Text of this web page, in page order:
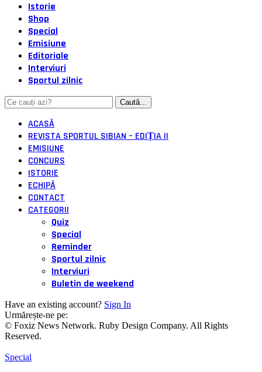
Istorie
Shop
Special
Emisiune
Editoriale
Interviuri
Sportul zilnic
ACASĂ
REVISTA SPORTUL SIBIAN – EDIȚIA II
EMISIUNE
CONCURS
ISTORIE
ECHIPĂ
CONTACT
CATEGORII
Quiz
Special
Reminder
Sportul zilnic
Interviuri
Buletin de weekend
Have an existing account? Sign In
Urmărește-ne pe:
© Foxiz News Network. Ruby Design Company. All Rights
Reserved.
Special